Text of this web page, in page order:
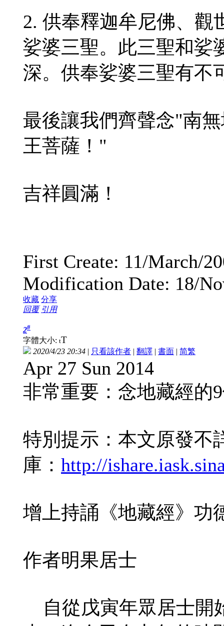
2. 供奉釋迦牟尼佛、觀
娑婆三聖。此三聖和娑
深。供奉娑婆三聖有不
最後讓我們齊聲念"南
王菩薩！"
吉祥圓滿！
First Create: 11/March/
Modification Date: 18/
收藏 分享
回覆 引用
2#
字體大小: tT
2020/4/23 20:34 | 只看該作者 | 翻譯 | 書面 | 简繁
Apr 27 Sun 2014
非常重要：念地藏經的
特別提示：本文原發不
庫： http://
增上持誦《地藏經》功
作者明果居士
自從戊寅年眾居士開